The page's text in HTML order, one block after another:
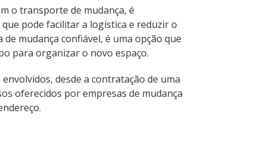
o transporte de mudança, é
pode facilitar a logística e reduzir o
mudança confiável, é uma opção que
para organizar o novo espaço.
desde a contratação de uma
oferecidos por empresas de mudança